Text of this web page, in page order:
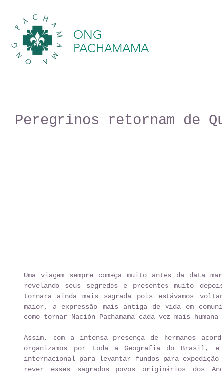
ONG
PACHAMAMA
Peregrinos retornam de
Uma viagem sempre começa muito antes da data
revelando seus segredos e presentes muito
tornara ainda mais sagrada pois estávamos
maior, a expressão mais antiga de vida em
como tornar Nación Pachamama cada vez mais
Assim, com a intensa presença de hermanos
organizamos por toda a Geografia do Brasil, e
internacional para levantar fundos para
rever esses sagrados povos originários dos